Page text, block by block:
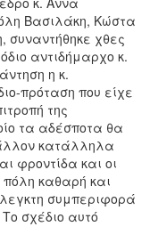
Βασιλάκη, Κώστα
συναντήθηκε χθες
αντιδήμαρχο κ.
η κ.
πρόταση που είχε
της
τα αδέσποτα θα
κατάλληλα
φροντίδα και οι
καθαρή και
συμπεριφορά
σχέδιο αυτό